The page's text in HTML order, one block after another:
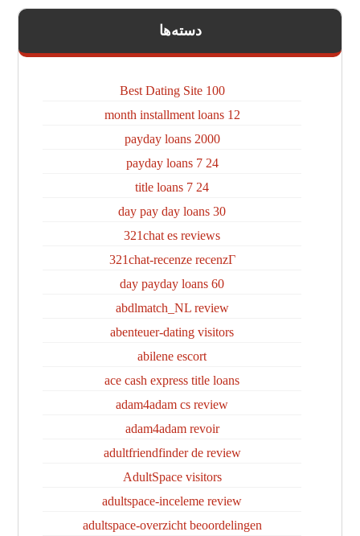
دسته‌ها
100 Best Dating Site
12 month installment loans
2000 payday loans
24 7 payday loans
24 7 title loans
30 day pay day loans
321chat es reviews
321chat-recenze recenzГ­
60 day payday loans
abdlmatch_NL review
abenteuer-dating visitors
abilene escort
ace cash express title loans
adam4adam cs review
adam4adam revoir
adultfriendfinder de review
AdultSpace visitors
adultspace-inceleme review
adultspace-overzicht beoordelingen